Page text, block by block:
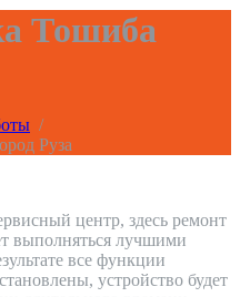
Тошиба
/
Руза
центр, здесь ремонт
выполняться лучшими
все функции
устройство будет